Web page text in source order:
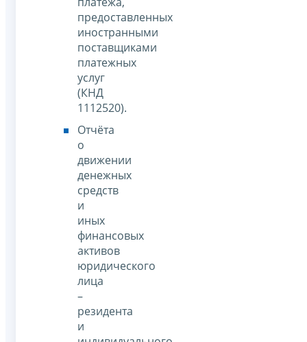
предоставленных
иностранными
поставщиками
платежных
услуг
(КНД
1112520).
Отчёта
о
движении
денежных
средств
и
иных
финансовых
активов
юридического
лица
–
резидента
и